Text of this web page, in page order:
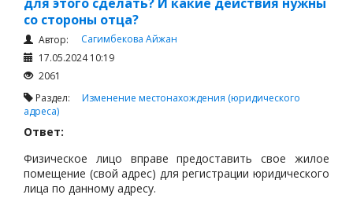
со стороны отца?
Автор:
Сагимбекова Айжан
17.05.2024 10:19
2061
Раздел: Изменение местонахождения (юридического
адреса)
Ответ:
Физическое лицо вправе предоставить свое жилое
помещение (свой адрес) для регистрации юридического
лица по данному адресу.